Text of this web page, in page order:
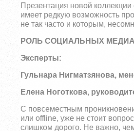
Презентация новой
имеет редкую возможность
не так часто и которым,
РОЛЬ СОЦИАЛЬНЫХ
Эксперты:
Гульнара Нигматзянова,
Елена Ноготкова,
С повсеместным
илиoffline, уже не стоит
слишком дорого. Не важно,